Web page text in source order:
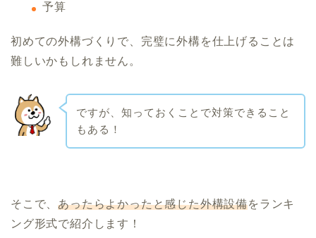
予算
初めての外構づくりで、完璧に外構を仕上げることは
難しいかもしれません。
ですが、知っておくことで対策できること
もある！
そこで、あったらよかったと感じた外構設備をランキ
ング形式で紹介します！